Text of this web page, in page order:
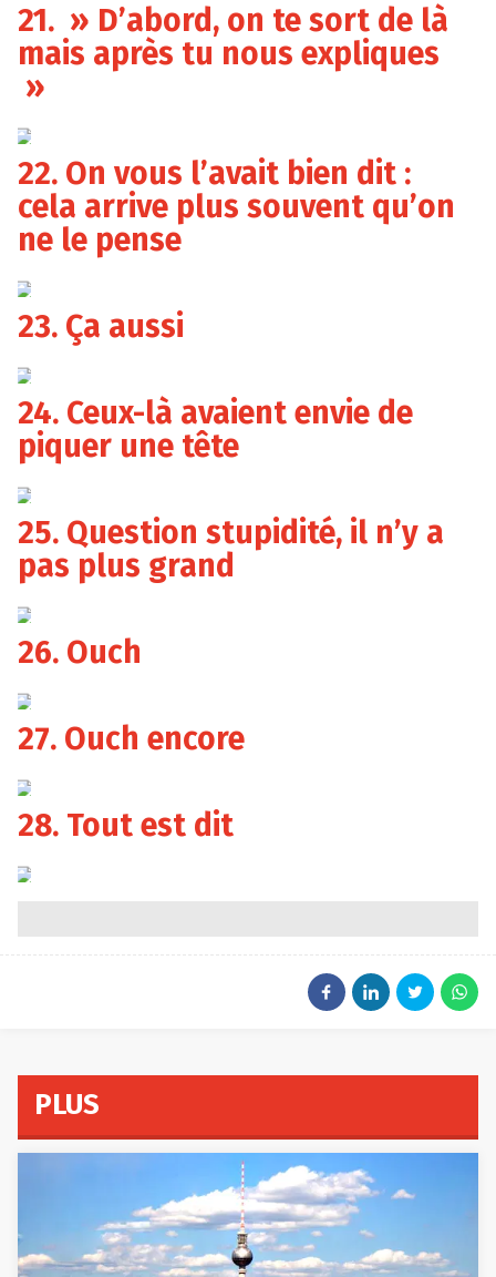
21. » D’abord, on te sort de là
mais après tu nous expliques
»
22. On vous l’avait bien dit :
cela arrive plus souvent qu’on
ne le pense
23. Ça aussi
24. Ceux-là avaient envie de
piquer une tête
25. Question stupidité, il n’y a
pas plus grand
26. Ouch
27. Ouch encore
28. Tout est dit
PLUS